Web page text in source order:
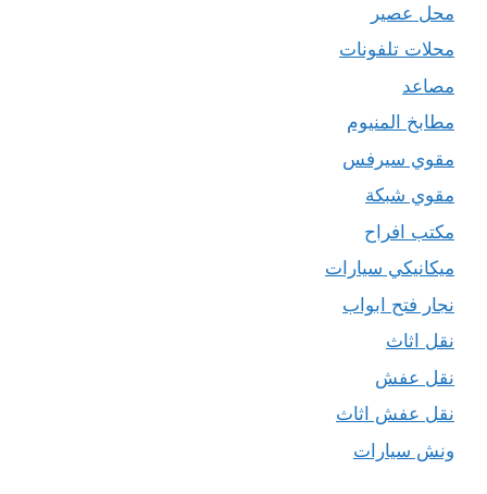
محل عصير
محلات تلفونات
مصاعد
مطابخ المنيوم
مقوي سيرفس
مقوي شبكة
مكتب افراح
ميكانيكي سيارات
نجار فتح ابواب
نقل اثاث
نقل عفش
نقل عفش اثاث
ونش سيارات